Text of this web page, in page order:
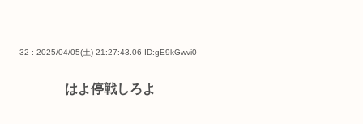
32 : 2025/04/05(土) 21:27:43.06 ID:gE9kGwvi0
はよ停戦しろよ